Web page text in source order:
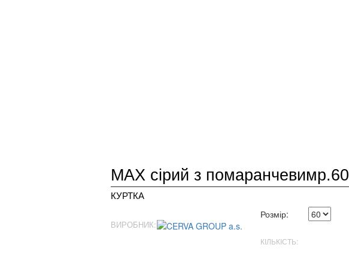
MAX сірий з помаранчевимр.60
КУРТКА
ВИРОБНИК:
Розмір:
КІЛЬКІСТЬ: